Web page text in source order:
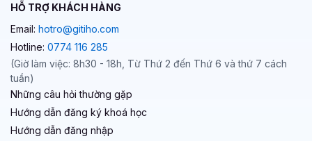
HỖ TRỢ KHÁCH HÀNG
Email: hotro@gitiho.com
Hotline: 0774 116 285
(Giờ làm việc: 8h30 - 18h, Từ Thứ 2 đến Thứ 6 và thứ 7 cách
tuần)
Những câu hỏi thường gặp
Hướng dẫn đăng ký khoá học
Hướng dẫn đăng nhập